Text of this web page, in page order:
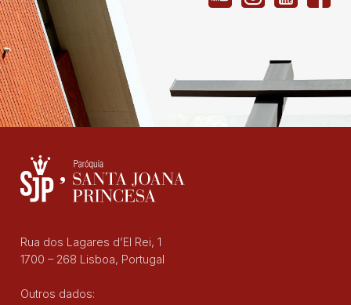
Rua dos Lagares d’El Rei, 1
1700 – 268 Lisboa, Portugal
Outros dados: